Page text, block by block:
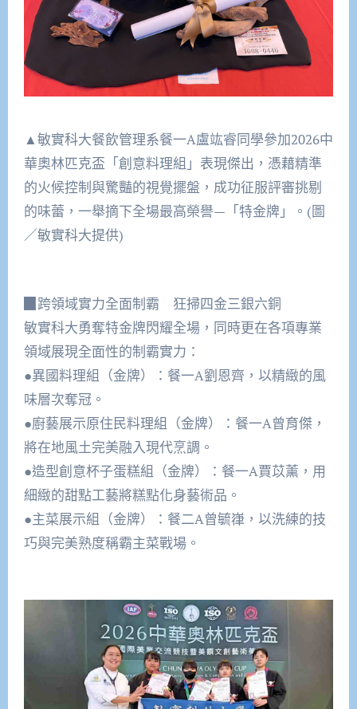
▲敏實科大餐飲管理系餐一A盧竑睿同學參加2026中
華奧林匹克盃「創意料理組」表現傑出，憑藉精準
的火候控制與驚豔的視覺擺盤，成功征服評審挑剔
的味蕾，一舉摘下全場最高榮譽—「特金牌」。(圖
／敏實科大提供)
▉跨領域實力全面制霸 狂掃四金三銀六銅
敏實科大勇奪特金牌閃耀全場，同時更在各項專業
領域展現全面性的制霸實力：
●異國料理組（金牌）：餐一A劉恩齊，以精緻的風
味層次奪冠。
●廚藝展示原住民料理組（金牌）：餐一A曾育傑，
將在地風土完美融入現代烹調。
●造型創意杯子蛋糕組（金牌）：餐一A賈苡薰，用
細緻的甜點工藝將糕點化身藝術品。
●主菜展示組（金牌）：餐二A曾毓嵂，以洗練的技
巧與完美熟度稱霸主菜戰場。